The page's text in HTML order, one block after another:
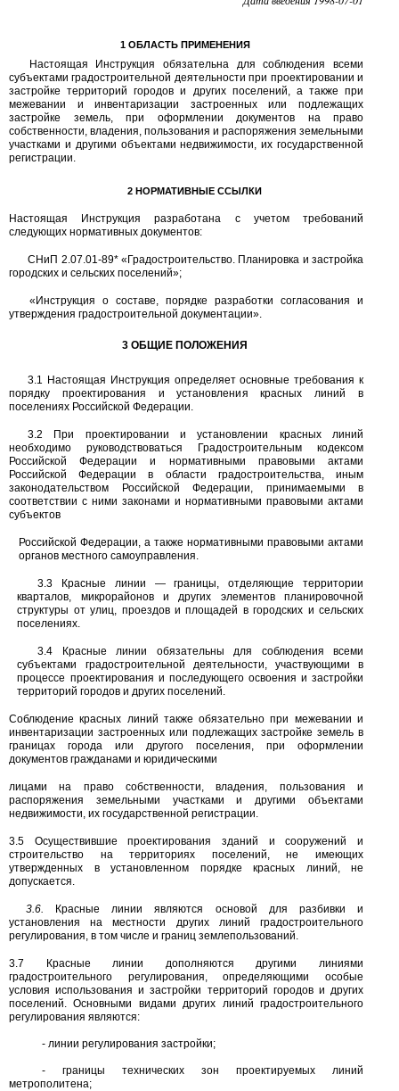
1 ОБЛАСТЬ ПРИМЕНЕНИЯ
Настоящая Инструкция обязательна для соблюдения всеми
субъектами градостроительной деятельности при проектировании и
застройке территорий городов и других поселений, а также при
межевании и инвентаризации застроенных или подлежащих
застройке земель, при оформлении документов на право
собственности, владения, пользования и распоряжения земельными
участками и другими объектами недвижимости, их государственной
регистрации.
2НОРМАТИВНЫЕ ССЫЛКИ
Настоящая Инструкция разработана с учетом требований
следующих нормативных документов:
СНиП 2.07.01-89*«Градостроительство. Планировка и застройка
городских и сельских поселений»;
«Инструкция о составе, порядке разработки согласования и
утверждения градостроительной документации».
3 ОБЩИЕ ПОЛОЖЕНИЯ
3.1
Настоящая Инструкция определяет основные требования к
порядку проектирования и установления красных линий в
поселениях Российской Федерации.
3.2 При проектировании и установлении красных линий
необходимо руководствоваться Градостроительным кодексом
Российской Федерации и нормативными правовыми актами
Российской Федерации в области градостроительства, иным
законодательством Российской Федерации, принимаемыми в
соответствии с ними законами и нормативными правовыми актами
субъектов
Российской Федерации, а также нормативными правовыми актами
органов местного самоуправления.
3.3 Красные линии —границы, отделяющие территории
кварталов, микрорайонов и других элементов планировочной
структуры от улиц, проездов и площадей в городских и сельских
поселениях.
3.4 Красные линии обязательны для соблюдения всеми
субъектами градостроительной деятельности, участвующими в
процессе проектирования и последующего освоения и застройки
территорий городов и других поселений.
Соблюдение красных линий также обязательно при межевании и
инвентаризации застроенных или подлежащих застройке земель в
границах города или другого поселения, при оформлении
документов гражданами и юридическими
лицами на право собственности, владения, пользования и
распоряжения земельными участками и другими объектами
недвижимости, их государственной регистрации.
3.5 Осуществившие проектирования зданий и сооружений и
строительство на территориях поселений, не имеющих
утвержденных в установленном порядке красных линий, не
допускается.
3.6.
Красные линии являются основой для разбивки и
установления на местности других линий градостроительного
регулирования, в том числе и границ землепользований.
3.7 Красные линии дополняются другими линиями
градостроительного регулирования, определяющими особые
условия использования и застройки территорий городов и других
поселений. Основными видами других линий градостроительного
регулирования являются:
- линии регулирования застройки;
- границы технических зон проектируемых линий
метрополитена;